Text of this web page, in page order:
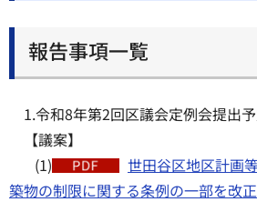
報告事項一覧
1.令和8年第2回区議会定例会提出
【議案】
(1)
世田谷区地区計画
築物の制限に関する条例の一部を改